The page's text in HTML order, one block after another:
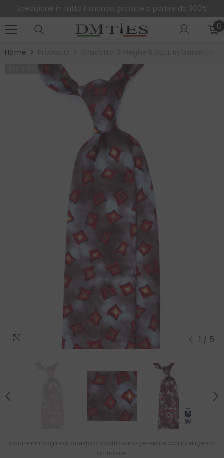
Spedizione in tutto il mondo gratuite a partire da 300€
00
Home
1 / 5
Alcune immagini di questo prodotto sono generate con intelligenza
artificiale.